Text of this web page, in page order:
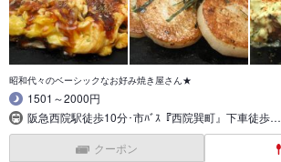
昭和代々のベーシックなお好み焼き屋さん★
1501～2000円
阪急西院駅徒歩10分･市ﾊﾞｽ『西院巽町』下車徒歩…
クーポン